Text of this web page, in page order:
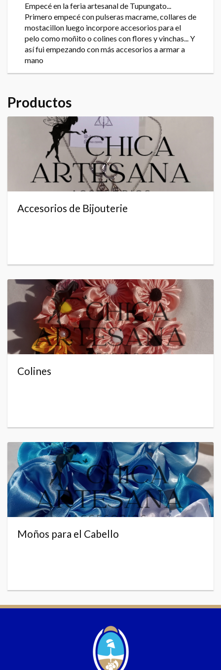
Empecé en la feria artesanal de Tupungato...
Primero empecé con pulseras macrame, collares de
mostacillon luego incorpore accesorios para el
pelo como moñito o colines con flores y vinchas... Y
así fui empezando con más accesorios a armar a
mano
Productos
Accesorios de Bijouterie
Colines
Moños para el Cabello